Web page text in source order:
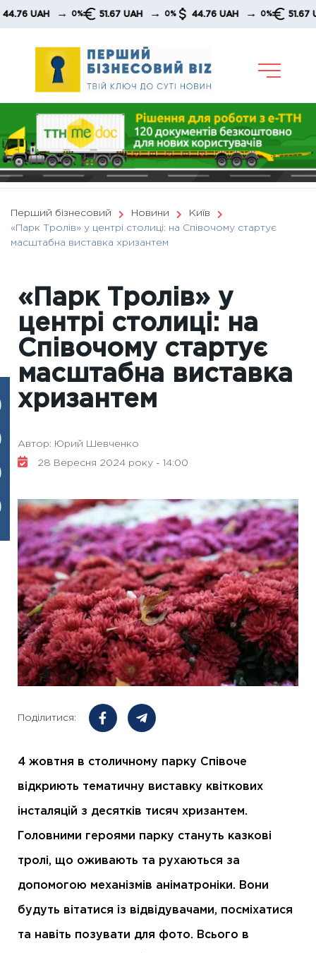
Skip
→ 0% 51.67 UAH → 0% 44.76 UAH → 0% 51.67 UAH →
Перший бізнесовий Новини
Київ
«Парк Тролів» у центрі столиці: на Співочому стартує
масштабна виставка хризантем
«Парк Тролів» у
центрі столиці: на
Співочому стартує
масштабна виставка
хризантем
Автор: Юрий Шевченко
28 Вересня 2024 року - 14:00
Поділитися:
4 жовтня в столичному парку Співоче
відкриють тематичну виставку квіткових
інсталяцій з десятків тисяч хризантем.
Головними героями парку стануть казкові
тролі, що оживають та рухаються за
допомогою механізмів аніматроніки. Вони
будуть вітатися із відвідувачами, посміхатися
та навіть позувати для фото. Всього в